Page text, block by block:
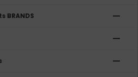
BRANDS remove
remove
remove